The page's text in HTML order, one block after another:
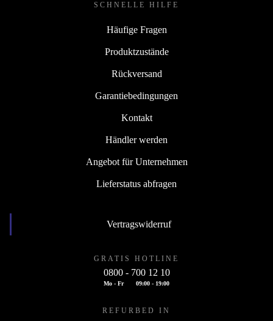
SCHNELLE HILFE
Häufige Fragen
Produktzustände
Rückversand
Garantiebedingungen
Kontakt
Händler werden
Angebot für Unternehmen
Lieferstatus abfragen
Vertragswiderruf
GRATIS HOTLINE
0800 - 700 12 10
Mo - Fr 09:00 - 19:00
REFURBED IN